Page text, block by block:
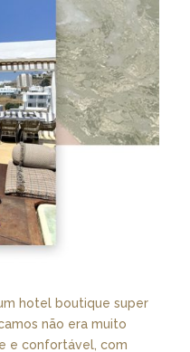
hotel boutique super
não era muito
e confortável, com